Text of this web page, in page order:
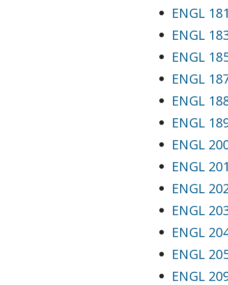
ENGL
ENGL
ENGL
ENGL
ENGL
ENGL
ENGL
ENGL
ENGL
ENGL
ENGL
ENGL
ENGL